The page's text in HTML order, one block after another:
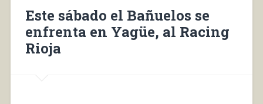
Este sábado el Bañuelos se
enfrenta en Yagüe, al Racing
Rioja